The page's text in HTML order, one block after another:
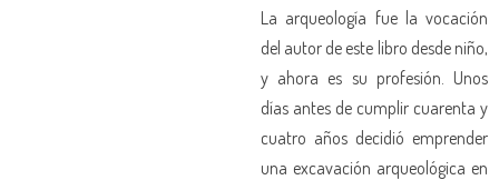
La arqueología fue la vocación
del autor de este libro desde niño,
y ahora es su profesión. Unos
días antes de cumplir cuarenta y
cuatro años decidió emprender
una excavación arqueológica en